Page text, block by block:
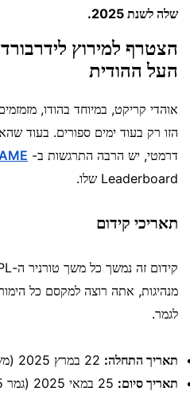
שלה לשנת 2025.
הצטרף למירוץ
העל ההודית
הזו רק בעוד ימים ספורים. בעוד
דרמטי, יש הרבה התרגשות ב-
Leaderboard שלו.
תאריכי קידום
מנהיגות, אתה רוצה למקסם כל
לגמר.
תאריך התחלה:
תאריך סיום: